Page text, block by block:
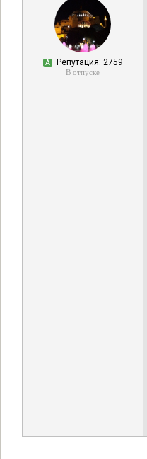
А Репутация: 2759
В отпуске